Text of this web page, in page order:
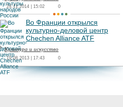
24.11.2014 | 15:02 0
Во Франции открылся
культурно-деловой центр
Chechen Alliance ATF
Культура и искусство
19.08.2013 | 17:43 0